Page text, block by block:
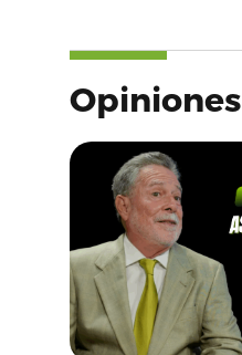
Opiniones